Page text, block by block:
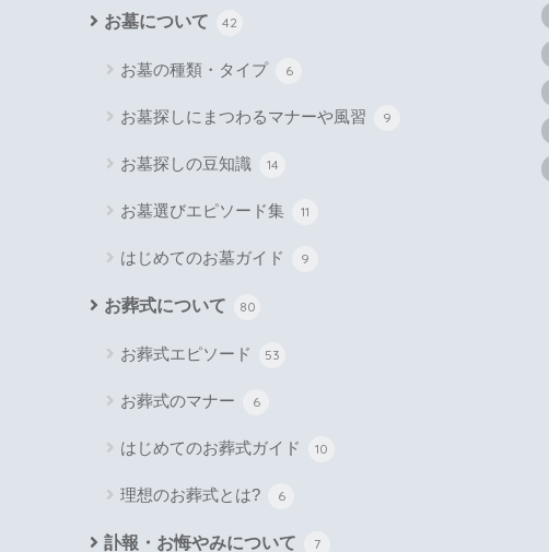
お墓について 42
お墓の種類・タイプ 6
お墓探しにまつわるマナーや風習 9
お墓探しの豆知識 14
お墓選びエピソード集 11
はじめてのお墓ガイド 9
お葬式について 80
お葬式エピソード 53
お葬式のマナー 6
はじめてのお葬式ガイド 10
理想のお葬式とは? 6
訃報・お悔やみについて 7